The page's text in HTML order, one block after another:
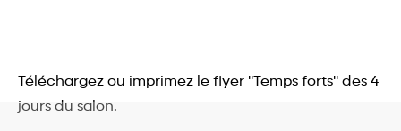
Téléchargez ou imprimez le flyer "Temps forts" des 4
jours du salon.